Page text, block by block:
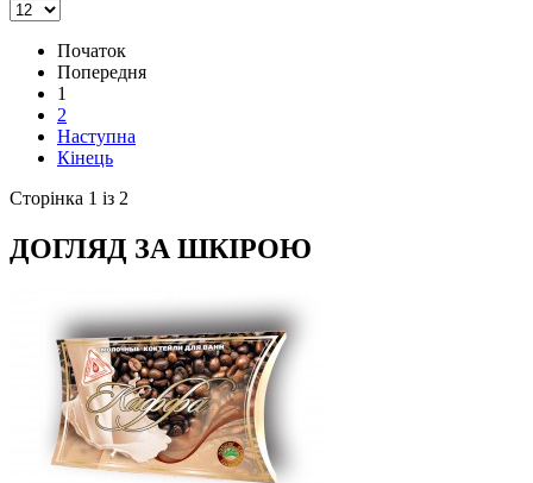
Початок
Попередня
1
2
Наступна
Кінець
Сторінка 1 із 2
ДОГЛЯД ЗА ШКІРОЮ